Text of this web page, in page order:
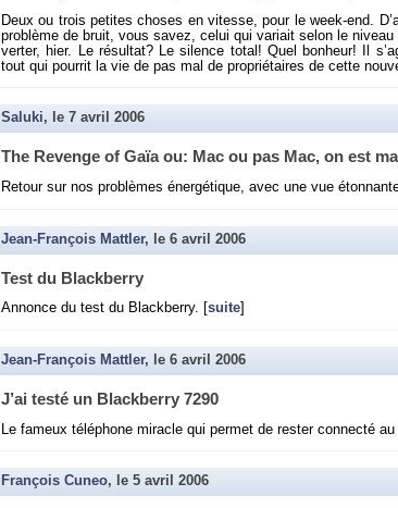
Deux ou trois pe­tites choses en vi­tesse, pour le week-end.
pro­blème de bruit, vous savez, celui qui va­riait selon le ni­veau
ver­ter, hier. Le ré­sul­tat? Le si­lence total! Quel bon­heur! Il
tout qui pour­rit la vie de pas mal de pro­prié­taires de cette
Saluki, le 7 avril 2006
The Re­venge of Gaïa ou: Mac ou pas Mac, on est
Re­tour sur nos pro­blèmes éner­gé­tique, avec une vue éton­nante
Jean-François Mattler, le 6 avril 2006
Test du Black­berry
An­nonce du test du Black­berry. [ suite
Jean-François Mattler, le 6 avril 2006
J’ai testé un Black­berry 7290
Le fa­meux té­lé­phone mi­racle qui per­met de res­ter connecté
François Cuneo, le 5 avril 2006